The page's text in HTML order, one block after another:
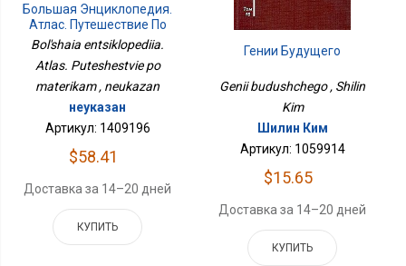
Большая Энциклопедия.
Атлас. Путешествие По
Материкам
Bol'shaia entsiklopediia.
Atlas. Puteshestvie po
materikam , neukazan
неуказан
Артикул: 1409196
$58.41
Доставка за 14–20 дней
КУПИТЬ
Гении Будущего
Genii budushchego , Shilin
Kim
Шилин Ким
Артикул: 1059914
$15.65
Доставка за 14–20 дней
КУПИТЬ